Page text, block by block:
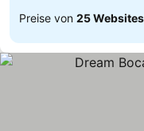
Preise von 25 Websites